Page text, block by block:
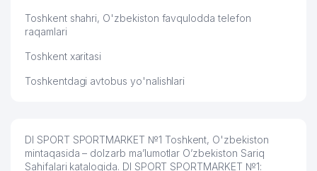
55
TRUETZSCHLER CENTRAL ASIA QK
MChJ
56 IGRUSHKI DLYA NAS MChJ
57 EXPERT PRO MChJ
59
BEMIDAVS NODAVLAT TA'LIM
MUASSASASI
310 м
Toshkent shahri, O'zbekiston favqulodda telefon
raqamlari
Toshkent xaritasi
Toshkentdagi avtobus yo'nalishlari
DI SPORT SPORTMARKET №1 Toshkent, O'zbekiston
mintaqasida – dolzarb ma’lumotlar O’zbekiston Sariq
Sahifalari katalogida. DI SPORT SPORTMARKET №1: